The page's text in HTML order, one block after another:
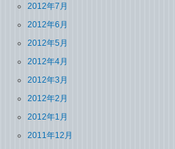
2012年7月
2012年6月
2012年5月
2012年4月
2012年3月
2012年2月
2012年1月
2011年12月